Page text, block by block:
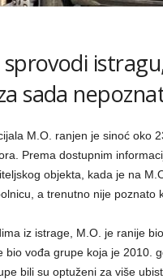
sprovodi
sada
M.O. ranjen je sinoć oko
Prema dostupnim
objekta, kada je na
a trenutno nije poznato
iz istrage, M.O. je ranije
bio vođa grupe koja je 2010.
bili su optuženi za više